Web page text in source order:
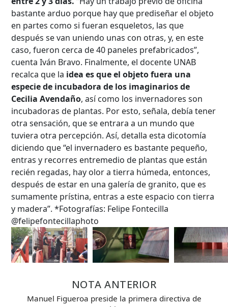
bastante arduo porque hay que prediseñar el objeto
en partes como si fueran esqueletos, las que
después se van uniendo unas con otras, y, en este
caso, fueron cerca de 40 paneles prefabricados”,
cuenta Iván Bravo. Finalmente, el docente UNAB
recalca que la idea es que el objeto fuera una
especie de incubadora de los imaginarios de
Cecilia Avendaño, así como los invernadores son
incubadoras de plantas. Por esto, señala, debía tener
otra sensación, que se entrara a un mundo que
tuviera otra percepción. Así, detalla esta dicotomía
diciendo que “el invernadero es bastante pequeño,
entras y recorres entremedio de plantas que están
recién regadas, hay olor a tierra húmeda, entonces,
después de estar en una galería de granito, que es
sumamente prístina, entras a este espacio con tierra
y madera”. *Fotografías: Felipe Fontecilla
@felipefontecillaphoto
NOTA ANTERIOR
Manuel Figueroa preside la primera directiva de
Búsqueda Avanzada